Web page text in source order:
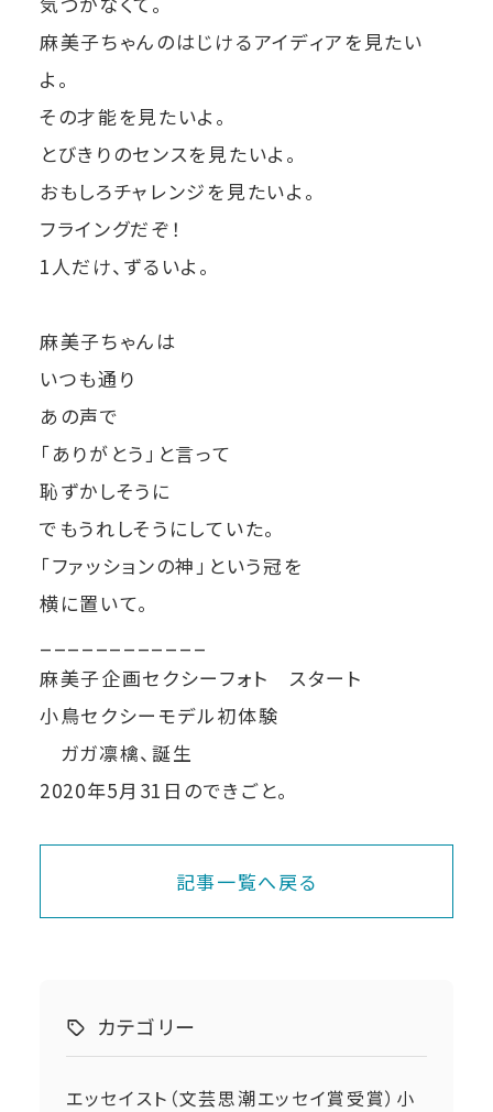
麻美子ちゃんのはじけるアイディアを見たい
よ。
その才能を見たいよ。
とびきりのセンスを見たいよ。
おもしろチャレンジを見たいよ。
フライングだぞ！
1人だけ、ずるいよ。
麻美子ちゃんは
いつも通り
あの声で
「ありがとう」と言って
恥ずかしそうに
でもうれしそうにしていた。
「ファッションの神」という冠を
横に置いて。
麻美子企画セクシーフォト スタート
小鳥セクシーモデル初体験
ガガ凛檎、誕生
2020年5月31日のできごと。
記事一覧へ戻る
カテゴリー
エッセイスト（文芸思潮エッセイ賞受賞）小